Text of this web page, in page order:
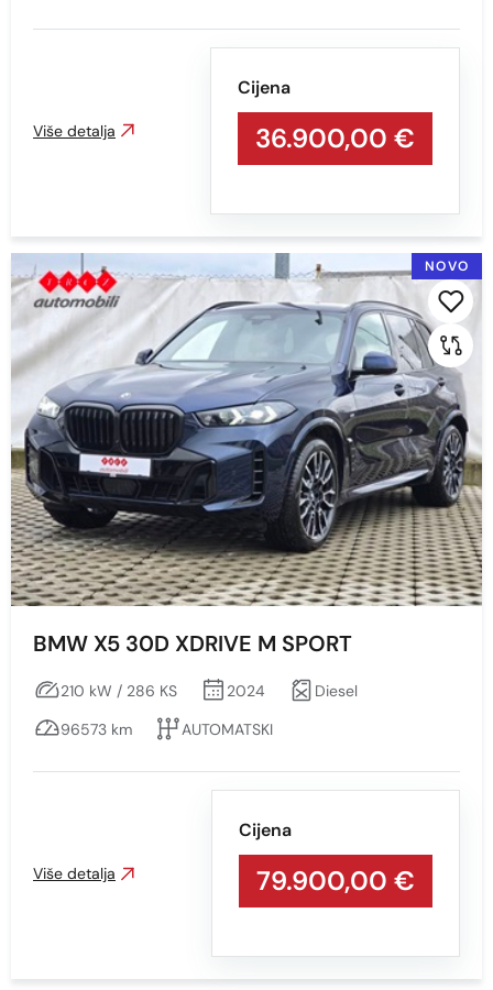
2010
Cijena
Min
Prikaži Obriši
Kilometraža
Min Max
Prikaži Obriši
BENZIN + PLIN
Cijena
36.900,00 €
Više detalja
NOVO
BMW X5 30D XDRIVE M SPORT
210 kW / 286 KS 2024
Diesel
96573 km
AUTOMATSKI
Cijena
79.900,00 €
Više detalja